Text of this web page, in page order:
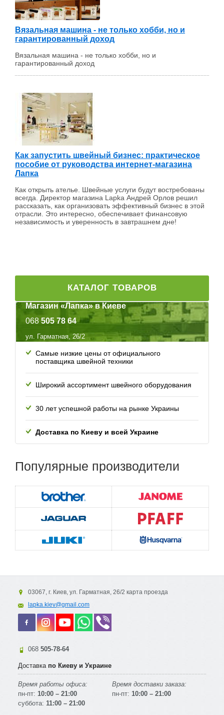
Вязальная машина - не только хобби, но и
гарантированный доход
Вязальная машина - не только хобби, но и
гарантированный доход
Как запустить швейный бизнес: практическое
пособие от руководства интернет-магазина
Лапка
Как открыть ателье. Швейные услуги будут востребованы
всегда. Директор магазина Lapka Андрей Орлов решил
рассказать, как организовать эффективный бизнес в этой
отрасли. Это интересно, обеспечивает финансовую
независимость и уверенность в завтрашнем дне!
КАТАЛОГ ТОВАРОВ
Магазин «Лапка» в Киеве
068 505 78 64
ул. Гарматная, 26/2
Самые низкие цены от официального
поставщика швейной техники
Широкий ассортимент швейного оборудования
30 лет успешной работы на рынке Украины
Доставка по Киеву и всей Украине
Популярные производители
03067, г. Киев, ул. Гарматная, 26/2 карта проезда
lapka.kiev@gmail.com
068 505-78-64
Доставка по Киеву и Украине
Время работы офиса:
пн-пт: 10:00 – 21:00
суббота: 11:00 – 21:00
Время доставки заказа:
пн-пт: 10:00 – 21:00